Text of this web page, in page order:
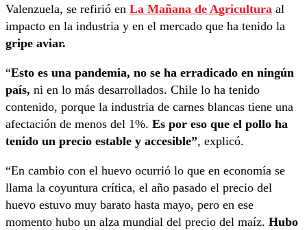
Valenzuela, se refirió en La Mañana de Agricultura al
impacto en la industria y en el mercado que ha tenido la
gripe aviar.
“Esto es una pandemia, no se ha erradicado en ningún
país, ni en lo más desarrollados. Chile lo ha tenido
contenido, porque la industria de carnes blancas tiene una
afectación de menos del 1%. Es por eso que el pollo ha
tenido un precio estable y accesible”, explicó.
“En cambio con el huevo ocurrió lo que en economía se
llama la coyuntura crítica, el año pasado el precio del
huevo estuvo muy barato hasta mayo, pero en ese
momento hubo un alza mundial del precio del maíz. Hubo